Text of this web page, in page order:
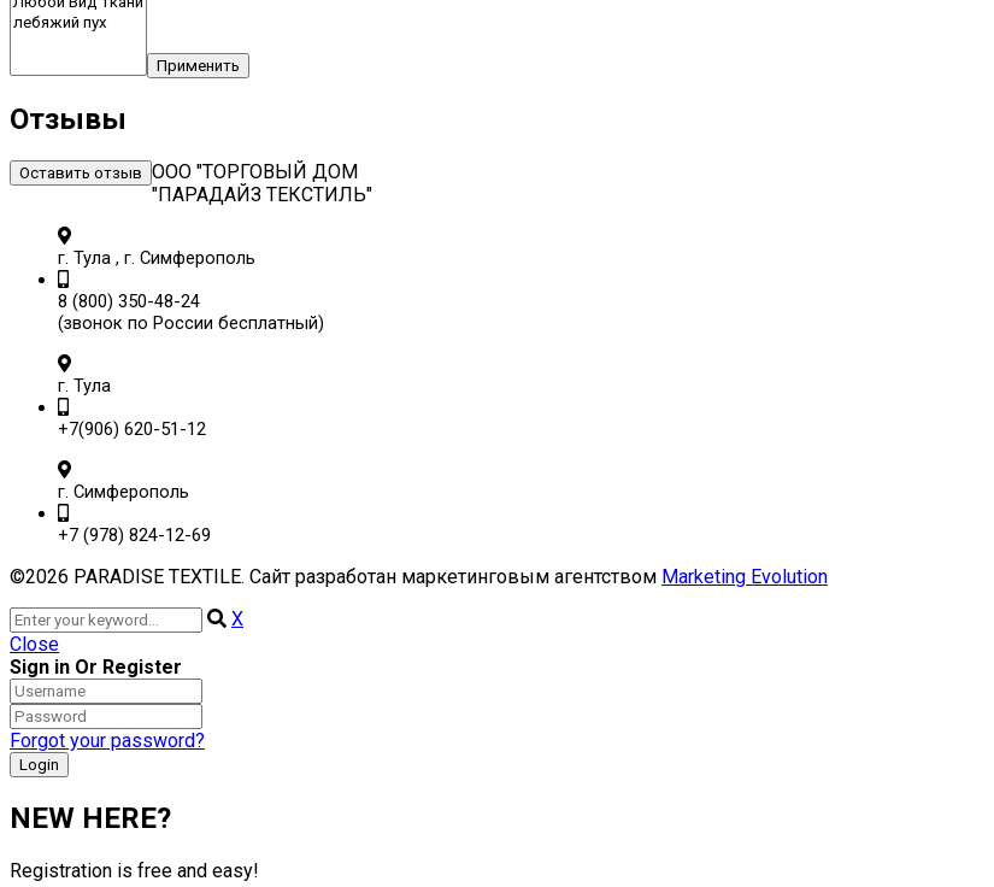
Применить
Отзывы
Оставить отзыв ООО "ТОРГОВЫЙ ДОМ
"ПАРАДАЙЗ ТЕКСТИЛЬ"
г. Тула , г. Симферополь
8 (800) 350-48-24
(звонок по России бесплатный)
г. Тула
+7(906) 620-51-12
г. Симферополь
+7 (978) 824-12-69
©2026 PARADISE TEXTILE. Сайт разработан маркетинговым агентством Marketing Evolution
X
Close
Sign in Or Register
Forgot your password?
NEW HERE?
Registration is free and easy!